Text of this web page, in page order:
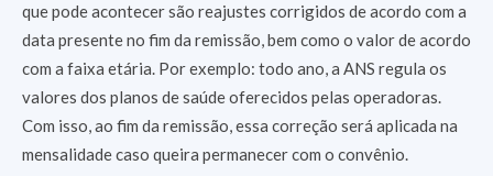
que pode acontecer são reajustes corrigidos de acordo com a
data presente no fim da remissão, bem como o valor de acordo
com a faixa etária. Por exemplo: todo ano, a ANS regula os
valores dos planos de saúde oferecidos pelas operadoras.
Com isso, ao fim da remissão, essa correção será aplicada na
mensalidade caso queira permanecer com o convênio.